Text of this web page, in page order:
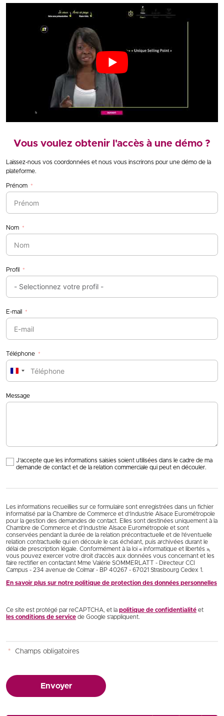
Vous voulez obtenir l'accès à une démo ?
Laissez-nous vos coordonnées et nous vous inscrirons pour une démo de la
plateforme.
Prénom
Nom
Profil
E-mail
Téléphone
France
Message
J'accepte que les informations saisies soient utilisées dans le cadre de ma
demande de contact et de la relation commerciale qui peut en découler.
Les informations recueillies sur ce formulaire sont enregistrées dans un fichier
informatisé par la Chambre de Commerce et d’Industrie Alsace Eurométropole
pour la gestion des demandes de contact. Elles sont destinées uniquement à la
Chambre de Commerce et d’Industrie Alsace Eurométropole et sont
conservées pendant la durée de la relation précontractuelle et de l’éventuelle
relation contractuelle qui en découle le cas échéant, puis archivées durant le
délai de prescription légale. Conformément à la loi « informatique et libertés »,
vous pouvez exercer votre droit d'accès aux données vous concernant et les
faire rectifier en contactant Mme Valérie SOMMERLATT - Directeur CCI
Campus - 234 avenue de Colmar - BP 40267 - 67021 Strasbourg Cedex 1.
En savoir plus sur notre politique de protection des données personnelles
Ce site est protégé par reCAPTCHA, et la politique de confidentialité et
les conditions de service de Google s’appliquent.
* Champs obligatoires
Envoyer